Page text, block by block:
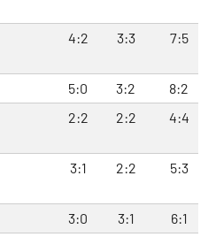
4:2 3:3 7:5
5:0 3:2
8:2
2:2 2:2 4:4
3:1 2:2 5:3
3:0 3:1
6:1